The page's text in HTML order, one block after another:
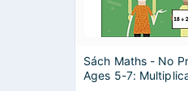
Sách Maths - No
Ages 5-7: